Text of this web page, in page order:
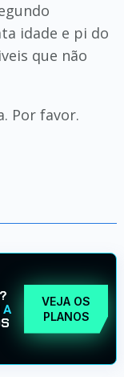
idade e pi do
que não
Por favor.
A
VEJA OS
PLANOS